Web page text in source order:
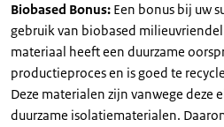
Biobased Bonus: Een bonus bij uw
gebruik van biobased
materiaal heeft een duurzame
productieproces en is goed te
Deze materialen zijn vanwege deze
duurzame isolatiematerialen.